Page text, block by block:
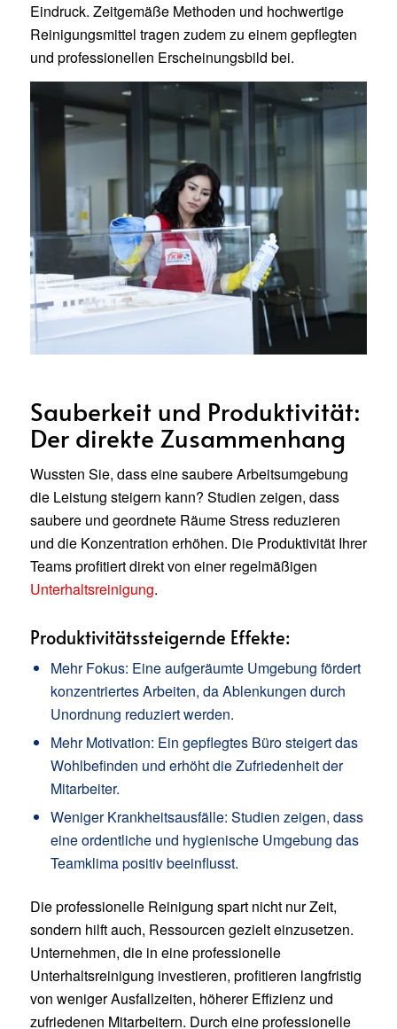
Eindruck. Zeitgemäße Methoden und hochwertige
Reinigungsmittel tragen zudem zu einem gepflegten
und professionellen Erscheinungsbild bei.
Sauberkeit und Produktivität:
Der direkte Zusammenhang
Wussten Sie, dass eine saubere Arbeitsumgebung
die Leistung steigern kann? Studien zeigen, dass
saubere und geordnete Räume Stress reduzieren
und die Konzentration erhöhen. Die Produktivität Ihrer
Teams profitiert direkt von einer regelmäßigen
Unterhaltsreinigung.
Produktivitätssteigernde Effekte:
Mehr Fokus: Eine aufgeräumte Umgebung fördert
konzentriertes Arbeiten, da Ablenkungen durch
Unordnung reduziert werden.
Mehr Motivation: Ein gepflegtes Büro steigert das
Wohlbefinden und erhöht die Zufriedenheit der
Mitarbeiter.
Weniger Krankheitsausfälle: Studien zeigen, dass
eine ordentliche und hygienische Umgebung das
Teamklima positiv beeinflusst.
Die professionelle Reinigung spart nicht nur Zeit,
sondern hilft auch, Ressourcen gezielt einzusetzen.
Unternehmen, die in eine professionelle
Unterhaltsreinigung investieren, profitieren langfristig
von weniger Ausfallzeiten, höherer Effizienz und
zufriedenen Mitarbeitern. Durch eine professionelle